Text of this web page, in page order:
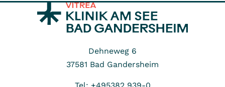
Dehneweg 6
37581 Bad Gandersheim